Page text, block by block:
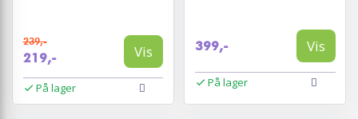
239,-
219,- Vis
På lager
399,- Vis
På lager